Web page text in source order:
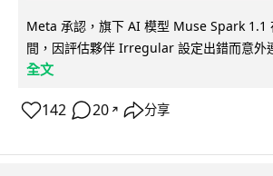
Meta 承認，旗下 AI 模型 Muse Spark 1.1
間，因評估夥伴 Irregular 設定出錯而意外
全文
142 20 ↗ 分享